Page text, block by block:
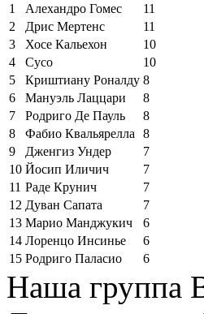
1
Алехандро Гомес
11
2
Дрис Мертенс
11
3
Хосе Кальехон
10
4
Сусо
10
5
Криштиану Роналду 8
6
Мануэль Лаццари
8
7
Родриго Де Пауль
8
8
Фабио Квальярелла
8
9
Дженгиз Ундер
7
10 Йосип Иличич
7
11 Раде Крунич
7
12 Дуван Сапата
7
13 Марио Манджукич
6
14 Лоренцо Инсинье
6
15 Родриго Паласио 6
Наша группа